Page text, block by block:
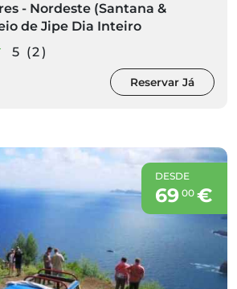
- Nordeste (Santana &
de Jipe Dia Inteiro
5 (2)
Reservar Já
DESDE
69 00€